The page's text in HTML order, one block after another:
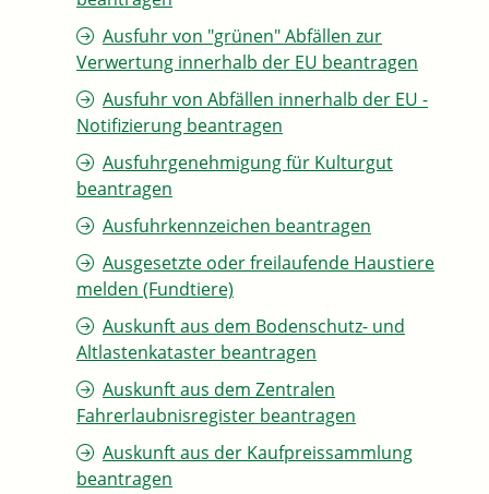
Ausfuhr von "grünen" Abfällen zur
Verwertung innerhalb der EU beantragen
Ausfuhr von Abfällen innerhalb der EU -
Notifizierung beantragen
Ausfuhrgenehmigung für Kulturgut
beantragen
Ausfuhrkennzeichen beantragen
Ausgesetzte oder freilaufende Haustiere
melden (Fundtiere)
Auskunft aus dem Bodenschutz- und
Altlastenkataster beantragen
Auskunft aus dem Zentralen
Fahrerlaubnisregister beantragen
Auskunft aus der Kaufpreissammlung
beantragen